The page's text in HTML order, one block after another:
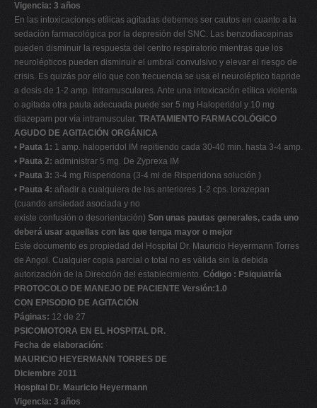
Vigencia: 3 años
En las intoxicaciones etílicas agitadas debemos ser cautos en cuanto a la
sedación farmacológica por la depresión del SNC. Las benzodiacepinas
pueden disminuir la respuesta del centro respiratorio mientras que los
neurolépticos pueden disminuir el umbral convulsivo y elevar el riesgo de
crisis. Es quizás por ello que con frecuencia se usa el neuroléptico tiapride
a dosis de 1-2 amp. Intramusculares. Ante una intoxicación etílica violenta
o agitada otra pauta adecuada puede ser 5 mg Haloperidol y 10 mg
diazepam por vía intramuscular. TRATAMIENTO FARMACOLÓGICO
AGUDO DE AGITACIÓN ORGÁNICA
• Pauta 1: 1 amp. haloperidol IM repitiendo cada 30-40 min. hasta 3-4 amp.
• Pauta 2: administrar 5 mg. De Zyprexa IM
• Pauta 3: 3-4 mg Risperidona (3-4 ml de Risperidona solución )
• Pauta 4: añadir a cualquiera de las anteriores 1-2 cps. lorazepan
(cuando ansiedad asociada y no
existe confusión o desorientación) Son unas pautas generales, cada uno
deberá usar aquellas con las que tenga mayor o mejor
Este documento es propiedad del Hospital Dr. Mauricio Heyermann Torres
de Angol. Cualquier copia parcial o total no es válida sin la debida
autorización de la Dirección del establecimiento. Código : Psiquiatría
PROTOCOLO DE MANEJO DE PACIENTE Versión:1.0
CON EPISODIO DE AGITACIÓN
Páginas: 12 de 27
PSICOMOTORA EN EL HOSPITAL DR.
Fecha de elaboración:
MAURICIO HEYERMANN TORRES DE
Diciembre 2011
Hospital Dr. Mauricio Heyermann
Vigencia: 3 años